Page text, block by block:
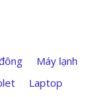
Máy lạnh
Laptop